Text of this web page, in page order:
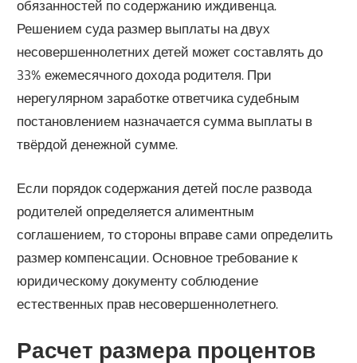
обязанностей по содержанию иждивенца.
Решением суда размер выплаты на двух
несовершеннолетних детей может составлять до
33% ежемесячного дохода родителя. При
нерегулярном заработке ответчика судебным
постановлением назначается сумма выплаты в
твёрдой денежной сумме.
Если порядок содержания детей после развода
родителей определяется алиментным
соглашением, то стороны вправе сами определить
размер компенсации. Основное требование к
юридическому документу соблюдение
естественных прав несовершеннолетнего.
Расчет размера процентов